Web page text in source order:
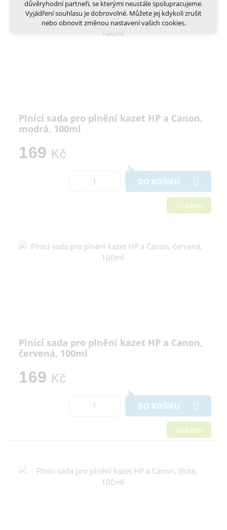
Plnící sada pro plnění kazet HP a Canon,
modrá, 100ml
169 Kč
DO KOŠÍKU
skladem
Plnící sada pro plnění kazet HP a Canon,
červená, 100ml
169 Kč
DO KOŠÍKU
skladem
Smartsupp, Heureka)
Více informací o cookies na našem webu
důvěryhodní partneři, se kterými neustále spolupracujeme.
Vyjádření souhlasu je dobrovolné. Můžete jej kdykoli zrušit
nebo obnovit změnou nastavení vašich cookies.